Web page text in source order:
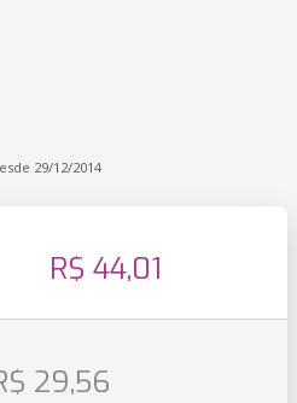
29/12/2014
R$ 44,01
29,56